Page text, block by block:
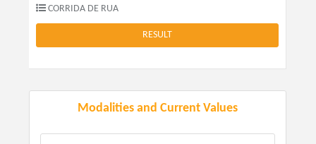
CORRIDA DE RUA
RESULT
Modalities and Current Values